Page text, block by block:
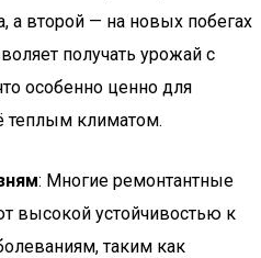
а второй — на новых побегах
получать урожай с
особенно ценно для
теплым климатом.
: Многие ремонтантные
высокой устойчивостью к
таким как